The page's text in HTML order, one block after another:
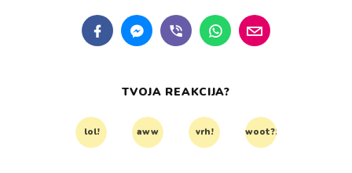
TVOJA REAKCIJA?
lol! aww vrh! woot?!